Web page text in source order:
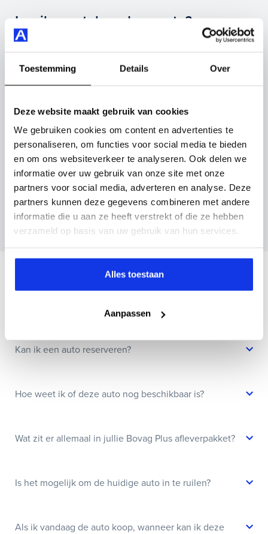
Toestemming Details Over
Deze website maakt gebruik van cookies
We gebruiken cookies om content en advertenties te
personaliseren, om functies voor social media te bieden
en om ons websiteverkeer te analyseren. Ook delen we
informatie over uw gebruik van onze site met onze
partners voor social media, adverteren en analyse. Deze
partners kunnen deze gegevens combineren met andere
informatie die u aan ze heeft verstrekt of die ze hebben
verzameld op basis van uw gebruik van hun services.
Alles toestaan
Aanpassen
Highlights van deze SEAT zijn onder andere airco
(automatisch), alcantara bekleding, apple carplay/android
auto en nog veel meer.
Je koopt hem voor € 23.945,- maar je kan deze SEAT
Arona ook bij ons financieren of leasen.
Maak snel een afspraak in de showroom of bestel hem
direct online.
Inruilvoorstel op deze auto?
Vul hier je gegevens in en vergeet niet foto's van je
Kenteken huidige auto
Inruilvoorstel aanvragen
Wanneer je foto’s meestuurt ontvang je op
maandag tot en met vrijdag binnen enkele uren
een voorstel.
Veelgestelde vragen
Kan ik een auto reserveren?
Hoe weet ik of deze auto nog beschikbaar is?
Wat zit er allemaal in jullie Bovag Plus afleverpakket?
Is het mogelijk om de huidige auto in te ruilen?
Als ik vandaag de auto koop, wanneer kan ik deze